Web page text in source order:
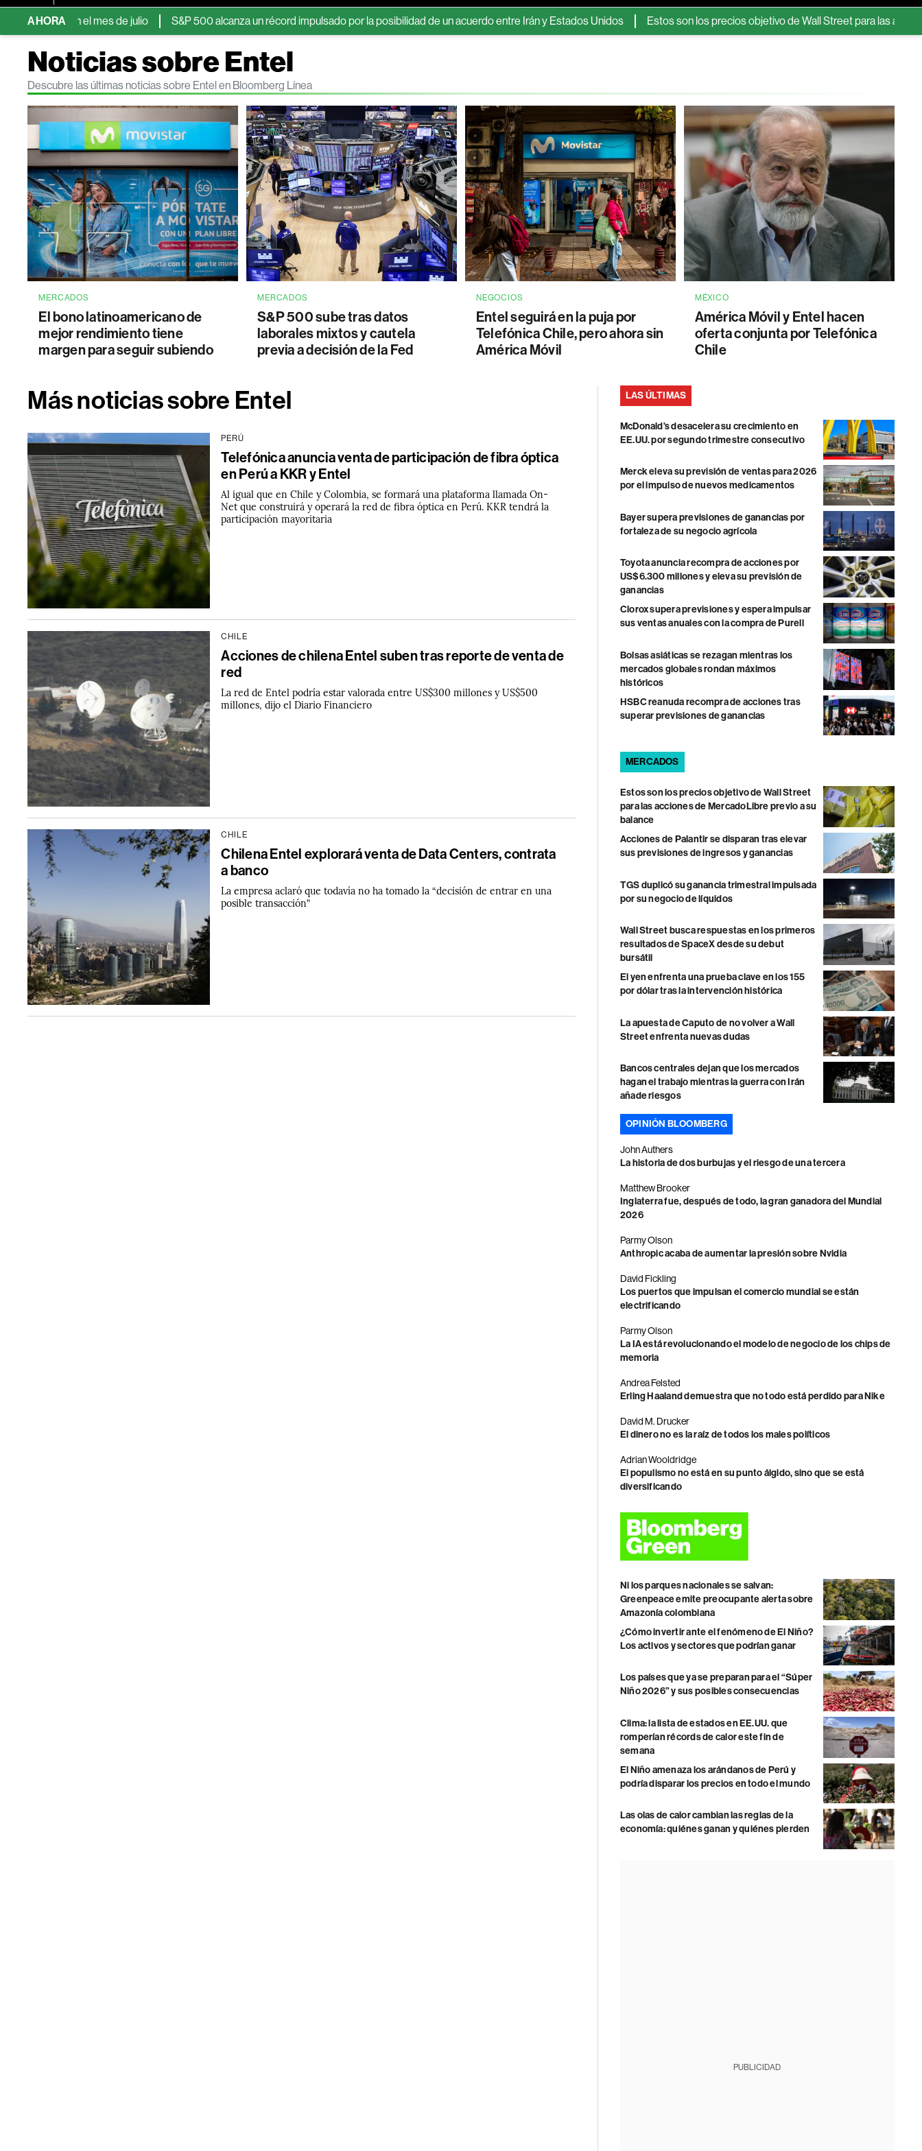
AHORA
en el mes de julio S&P 500 alcanza un récord impulsado por la posibilidad de un acuerdo entre Irán y Estados Unidos Estos son los precios objetivo de Wall Street para las acciones de
Noticias sobre Entel
Descubre las últimas noticias sobre Entel en Bloomberg Línea
MERCADOS
El bono latinoamericano de
mejor rendimiento tiene
margen para seguir subiendo
MERCADOS
S&P 500 sube tras datos
laborales mixtos y cautela
previa a decisión de la Fed
NEGOCIOS
Entel seguirá en la puja por
Telefónica Chile, pero ahora sin
América Móvil
MÉXICO
América Móvil y Entel hacen
oferta conjunta por Telefónica
Chile
Más noticias sobre Entel
PERÚ
Telefónica anuncia venta de participación de fibra óptica
en Perú a KKR y Entel
Al igual que en Chile y Colombia, se formará una plataforma llamada On-
Net que construirá y operará la red de fibra óptica en Perú. KKR tendrá la
participación mayoritaria
CHILE
Acciones de chilena Entel suben tras reporte de venta de
red
La red de Entel podría estar valorada entre US$300 millones y US$500
millones, dijo el Diario Financiero
CHILE
Chilena Entel explorará venta de Data Centers, contrata
a banco
La empresa aclaró que todavía no ha tomado la “decisión de entrar en una
posible transacción”
LAS ÚLTIMAS
McDonald’s desacelera su crecimiento en
EE.UU. por segundo trimestre consecutivo
Merck eleva su previsión de ventas para 2026
por el impulso de nuevos medicamentos
Bayer supera previsiones de ganancias por
fortaleza de su negocio agrícola
Toyota anuncia recompra de acciones por
US$6.300 millones y eleva su previsión de
ganancias
Clorox supera previsiones y espera impulsar
sus ventas anuales con la compra de Purell
Bolsas asiáticas se rezagan mientras los
mercados globales rondan máximos
históricos
HSBC reanuda recompra de acciones tras
superar previsiones de ganancias
MERCADOS
Estos son los precios objetivo de Wall Street
para las acciones de MercadoLibre previo a su
balance
Acciones de Palantir se disparan tras elevar
sus previsiones de ingresos y ganancias
TGS duplicó su ganancia trimestral impulsada
por su negocio de líquidos
Wall Street busca respuestas en los primeros
resultados de SpaceX desde su debut
bursátil
El yen enfrenta una prueba clave en los 155
por dólar tras la intervención histórica
La apuesta de Caputo de no volver a Wall
Street enfrenta nuevas dudas
Bancos centrales dejan que los mercados
hagan el trabajo mientras la guerra con Irán
añade riesgos
OPINIÓN BLOOMBERG
John Authers
La historia de dos burbujas y el riesgo de una tercera
Matthew Brooker
Inglaterra fue, después de todo, la gran ganadora del Mundial
2026
Parmy Olson
Anthropic acaba de aumentar la presión sobre Nvidia
David Fickling
Los puertos que impulsan el comercio mundial se están
electrificando
Parmy Olson
La IA está revolucionando el modelo de negocio de los chips de
memoria
Andrea Felsted
Erling Haaland demuestra que no todo está perdido para Nike
David M. Drucker
El dinero no es la raíz de todos los males políticos
Adrian Wooldridge
El populismo no está en su punto álgido, sino que se está
diversificando
Ni los parques nacionales se salvan:
Greenpeace emite preocupante alerta sobre
Amazonía colombiana
¿Cómo invertir ante el fenómeno de El Niño?
Los activos y sectores que podrían ganar
Los países que ya se preparan para el “Súper
Niño 2026” y sus posibles consecuencias
Clima: la lista de estados en EE.UU. que
romperían récords de calor este fin de
semana
El Niño amenaza los arándanos de Perú y
podría disparar los precios en todo el mundo
Las olas de calor cambian las reglas de la
economía: quiénes ganan y quiénes pierden
PUBLICIDAD